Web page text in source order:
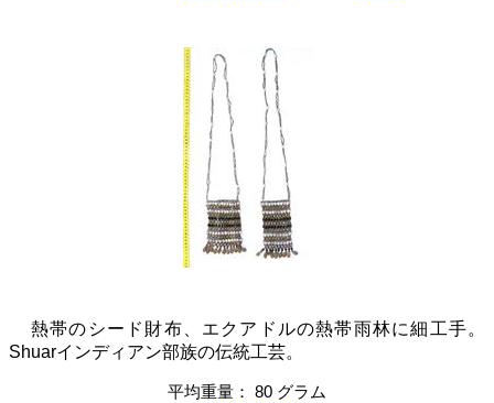
熱帯のシード財布、エクアドルの熱帯雨林に細工手。
Shuarインディアン部族の伝統工芸。
平均重量： 80 グラム